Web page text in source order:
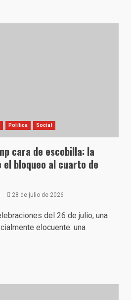
Política Social
cara de escobilla: la
el bloqueo al cuarto de
28 de julio de 2026
del 26 de julio, una
elocuente: una